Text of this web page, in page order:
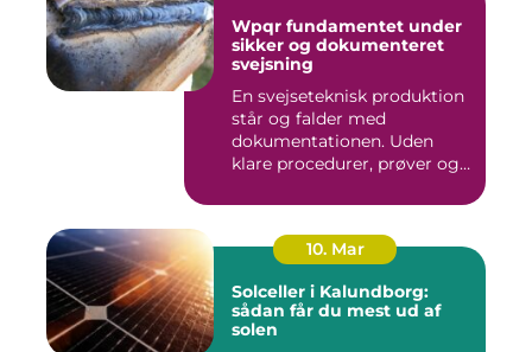
Wpqr fundamentet under
sikker og dokumenteret
svejsning
En svejseteknisk produktion
står og falder med
dokumentationen. Uden
klare procedurer, prøver og
10. Mar
Solceller i Kalundborg:
sådan får du mest ud af
solen